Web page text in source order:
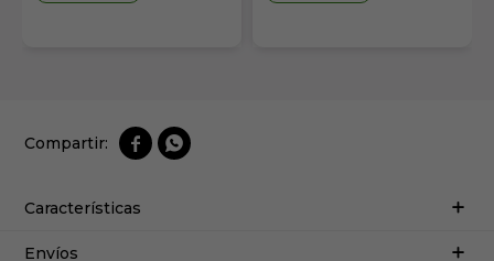
 
Características
Envíos